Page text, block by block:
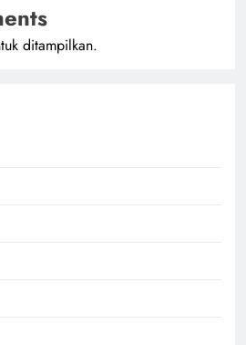
ditampilkan.